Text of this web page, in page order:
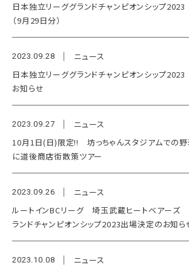
日本独立リーググランドチャンピオンシップ
（9月29日分）
2023.09.28
ニュース
日本独立リーググランドチャンピオンシップ
お知らせ
2023.09.27
ニュース
10月1日(日)限定!! 坊っちゃんスタジアムでの
に道後商店街散策ツアー
2023.09.26
ニュース
ルートインBCリーグ 埼玉武蔵ヒートベアーズ
ランドチャンピオンシップ2023出場決定のお知ら
2023.10.08
ニュース